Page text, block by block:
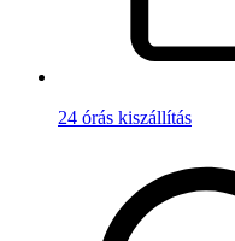
24 órás kiszállítás